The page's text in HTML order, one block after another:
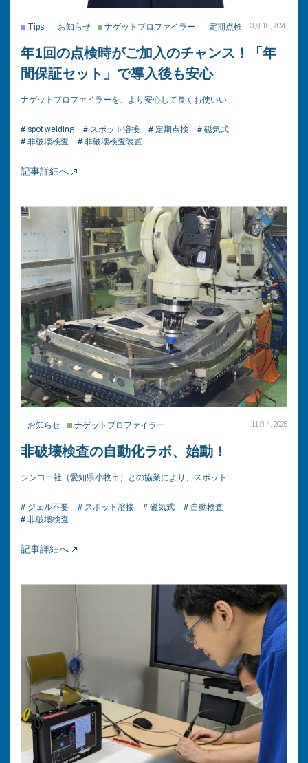
Tips お知らせ ナゲットプロファイラー 定期点検 3月 18, 2026
年1回の点検時がご加入のチャンス！「年
間保証セット」で導入後も安心
ナゲットプロファイラーを、より安心して長くお使いい…
# spot welding # スポット溶接 # 定期点検
# 磁気式
# 非破壊検査
# 非破壊検査装置
記事詳細へ
お知らせ ナゲットプロファイラー 11月 4, 2025
非破壊検査の自動化ラボ、始動！
シンコー社（愛知県小牧市）との協業により、スポット…
# ジェル不要 # スポット溶接 # 磁気式
# 自動検査
# 非破壊検査
記事詳細へ